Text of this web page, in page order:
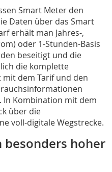
Smart Meter den
Daten über das Smart
erhält man Jahres-,
oder 1-Stunden-Basis
beseitigt und die
die komplette
dem Tarif und den
In Kombination mit dem
über die
voll-digitale Wegstrecke.
hoher